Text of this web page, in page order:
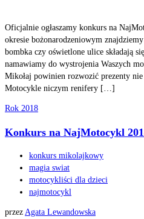
Oficjalnie ogłaszamy konkurs na
okresie bożonarodzeniowym
bombka czy oświetlone ulice składają
namawiamy do wystrojenia Waszych
Mikołaj powinien rozwozić prezenty
Motocykle niczym renifery […]
Rok 2018
Konkurs na NajMotocykl
konkurs mikolajkowy
magia swiat
motocykliści dla dzieci
najmotocykl
przez Agata Lewandowska